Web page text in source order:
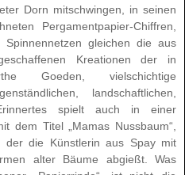
Dorn mitschwingen, in seinen
Pergamentpapier-Chiffren,
gleichen die aus
Kreationen der in
Goeden, vielschichtige
landschaftlichen,
spielt auch in einer
dem Titel „Mamas Nussbaum“,
die Künstlerin aus Spay mit
alter Bäume abgießt. Was